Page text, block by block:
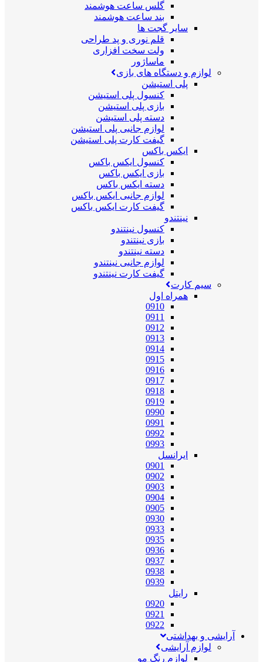
گلس ساعت هوشمند
بند ساعت هوشمند
سایر گجت ها
قلم نوری و پد طراحی
ولت سخت افزاری
ماساژور
لوازم و دستگاه های بازی
پلی استیشن
کنسول پلی استیشن
بازی پلی استیشن
دسته پلی استیشن
لوازم جانبی پلی استیشن
گیفت کارت پلی استیشن
ایکس باکس
کنسول ایکس باکس
بازی ایکس باکس
دسته ایکس باکس
لوازم جانبی ایکس باکس
گیفت کارت ایکس باکس
نینتندو
کنسول نینتندو
بازی نینتندو
دسته نینتندو
لوازم جانبی نینتندو
گیفت کارت نینتندو
سیم کارت
همراه اول
0910
0911
0912
0913
0914
0915
0916
0917
0918
0919
0990
0991
0992
0993
ایرانسل
0901
0902
0903
0904
0905
0930
0933
0935
0936
0937
0938
0939
رایتل
0920
0921
0922
آرایشی و بهداشتی
لوازم آرایشی
لوازم رنگ مو